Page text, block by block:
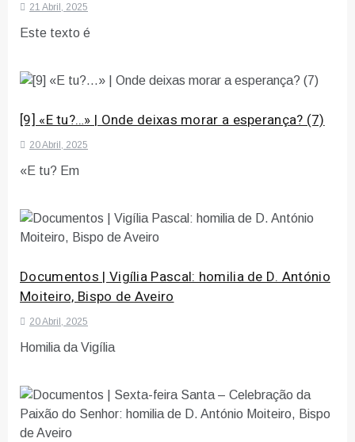
21 Abril, 2025
Este texto é
[9] «E tu?…» | Onde deixas morar a esperança? (7)
20 Abril, 2025
«E tu? Em
Documentos | Vigília Pascal: homilia de D. António
Moiteiro, Bispo de Aveiro
20 Abril, 2025
Homilia da Vigília